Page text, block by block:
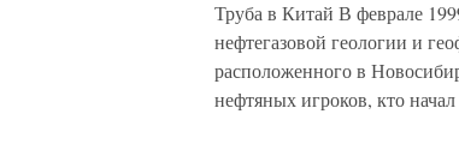
Труба в Китай В феврале
нефтегазовой геологии и
расположенного в
нефтяных игроков, кто начал